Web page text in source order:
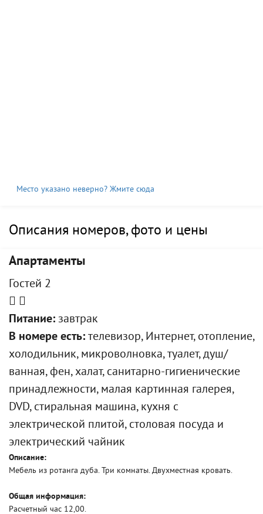
Место указано неверно? Жмите сюда
Описания номеров, фото и цены
Апартаменты
Гостей 2
Питание: завтрак
В номере есть: телевизор, Интернет, отопление,
холодильник, микроволновка, туалет, душ/
ванная, фен, халат, санитарно-гигиенические
принадлежности, малая картинная галерея,
DVD, стиральная машина, кухня с
электрической плитой, столовая посуда и
электрический чайник
Описание:
Мебель из ротанга дуба. Три комнаты. Двухместная кровать.
Общая информация:
Расчетный час 12,00.